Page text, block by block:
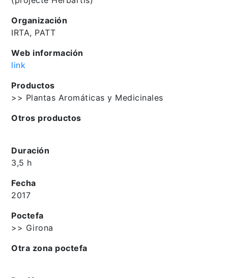
Organización
IRTA, PATT
Web información
link
Productos
>> Plantas Aromáticas y Medicinales
Otros productos
Duración
3,5 h
Fecha
2017
Poctefa
>> Girona
Otra zona poctefa